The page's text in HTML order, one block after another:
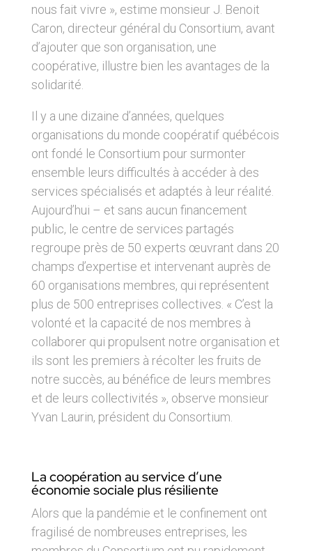
nous fait vivre », estime monsieur J. Benoit
Caron, directeur général du Consortium, avant
d’ajouter que son organisation, une
coopérative, illustre bien les avantages de la
solidarité.
Il y a une dizaine d’années, quelques
organisations du monde coopératif québécois
ont fondé le Consortium pour surmonter
ensemble leurs difficultés à accéder à des
services spécialisés et adaptés à leur réalité.
Aujourd’hui – et sans aucun financement
public, le centre de services partagés
regroupe près de 50 experts œuvrant dans 20
champs d’expertise et intervenant auprès de
60 organisations membres, qui représentent
plus de 500 entreprises collectives. « C’est la
volonté et la capacité de nos membres à
collaborer qui propulsent notre organisation et
ils sont les premiers à récolter les fruits de
notre succès, au bénéfice de leurs membres
et de leurs collectivités », observe monsieur
Yvan Laurin, président du Consortium.
La coopération au service d’une
économie sociale plus résiliente
Alors que la pandémie et le confinement ont
fragilisé de nombreuses entreprises, les